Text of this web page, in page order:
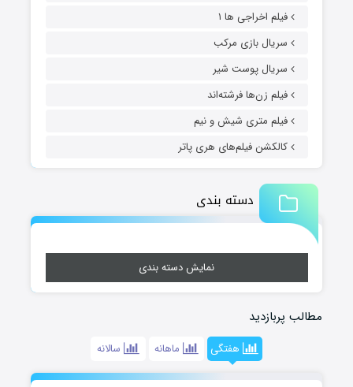
فیلم اخراجی ها ۱
سریال بازی مرکب
سریال پوست شیر
فیلم زن‌ها فرشته‌اند
فیلم متری شیش و نیم
کالکشن فیلم‌های هری پاتر
دسته بندی
نمایش دسته بندی
مطالب پربازدید
هفتگی ماهانه سالانه